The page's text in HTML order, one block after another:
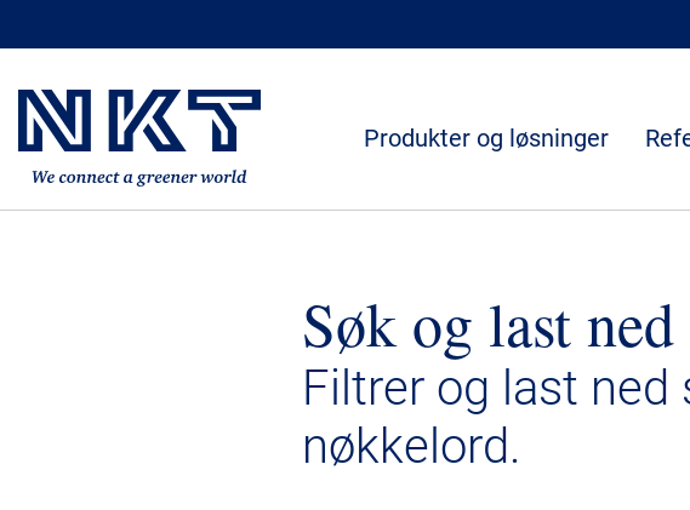
Produkter og løsninger
Søk og last ned
Filtrer og last
nøkkelord.